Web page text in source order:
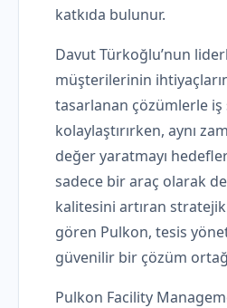
katkıda bulunur.
Davut Türkoğlu’nun
müşterilerinin
tasarlanan çözümlerle
kolaylaştırırken, aynı
değer yaratmayı
sadece bir araç olarak
kalitesini artıran
gören Pulkon, tesis
güvenilir bir çözüm
Pulkon Facility